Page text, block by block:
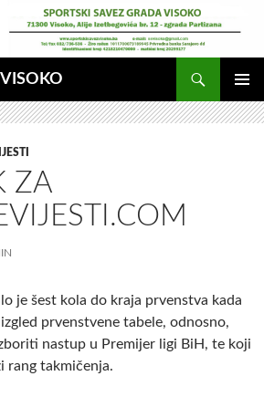
GLAVNI
MENI
ZA
je šest kola do kraja prvenstva kada
prvenstvene tabele, odnosno,
nastup u Premijer ligi BiH, te koji
rang takmičenja.